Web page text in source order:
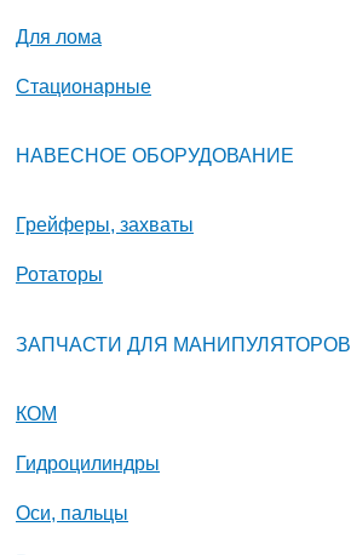
Для лома
Стационарные
НАВЕСНОЕ ОБОРУДОВАНИЕ
Грейферы, захваты
Ротаторы
ЗАПЧАСТИ ДЛЯ МАНИПУЛЯТОРОВ
КОМ
Гидроцилиндры
Оси, пальцы